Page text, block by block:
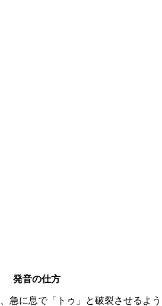
発音の仕方
急に息で「トゥ」と破裂させるよ